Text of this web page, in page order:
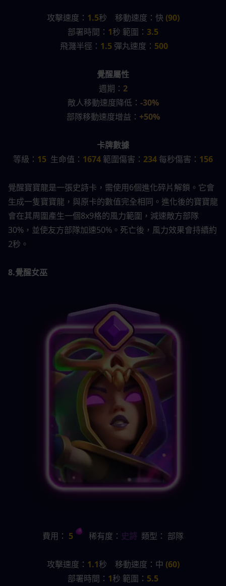
攻擊速度： 1.5秒    移動速度：快 (90)
部署時間： 1秒 範圍： 3.5
飛濺半徑： 1.5 彈丸速度： 500
覺醒屬性
週期： 2
敵人移動速度降低： -30%
部隊移動速度增益： +50%
卡牌數據
等級： 15 生命值： 1674 範圍傷害： 234 每秒傷害： 156
覺醒寶寶龍是一張史詩卡，需使用6個進化碎片解鎖。它會
生成一隻寶寶龍，與原卡的數值完全相同。進化後的寶寶龍
會在其周圍產生一個8x9格的風力範圍，減速敵方部隊
30%，並使友方部隊加速50%。死亡後，風力效果會持續約
2秒。
8.覺醒女巫
費用： 5 稀有度： 史詩 類型： 部隊
攻擊速度： 1.1秒    移動速度：中 (60)
部署時間： 1秒 範圍： 5.5